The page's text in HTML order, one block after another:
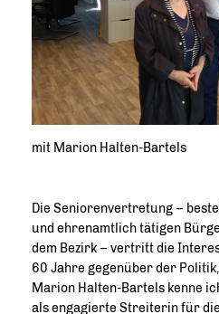
mit Marion Halten-Bartels
Die Seniorenvertretung –
und ehrenamtlich tätigen
dem Bezirk – vertritt die
60 Jahre gegenüber der
Marion Halten-Bartels kenne
als engagierte Streiterin für